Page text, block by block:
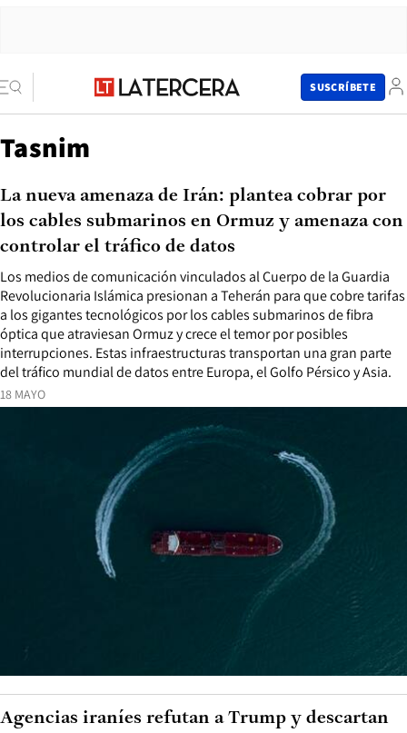
SUSCRÍBETE
Tasnim
18 MAYO
Los medios de comunicación vinculados al Cuerpo de la Guardia
Revolucionaria Islámica presionan a Teherán para que cobre tarifas
a los gigantes tecnológicos por los cables submarinos de fibra
óptica que atraviesan Ormuz y crece el temor por posibles
interrupciones. Estas infraestructuras transportan una gran parte
del tráfico mundial de datos entre Europa, el Golfo Pérsico y Asia.
La nueva amenaza de Irán: plantea cobrar por
los cables submarinos en Ormuz y amenaza con
controlar el tráfico de datos
Agencias iraníes refutan a Trump y descartan